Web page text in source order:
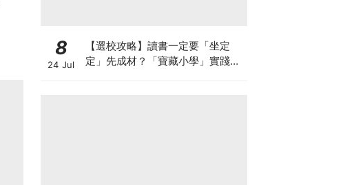
8
24 Jul
【選校攻略】讀書一定要「坐定
定」先成材？「寶藏小學」實踐動